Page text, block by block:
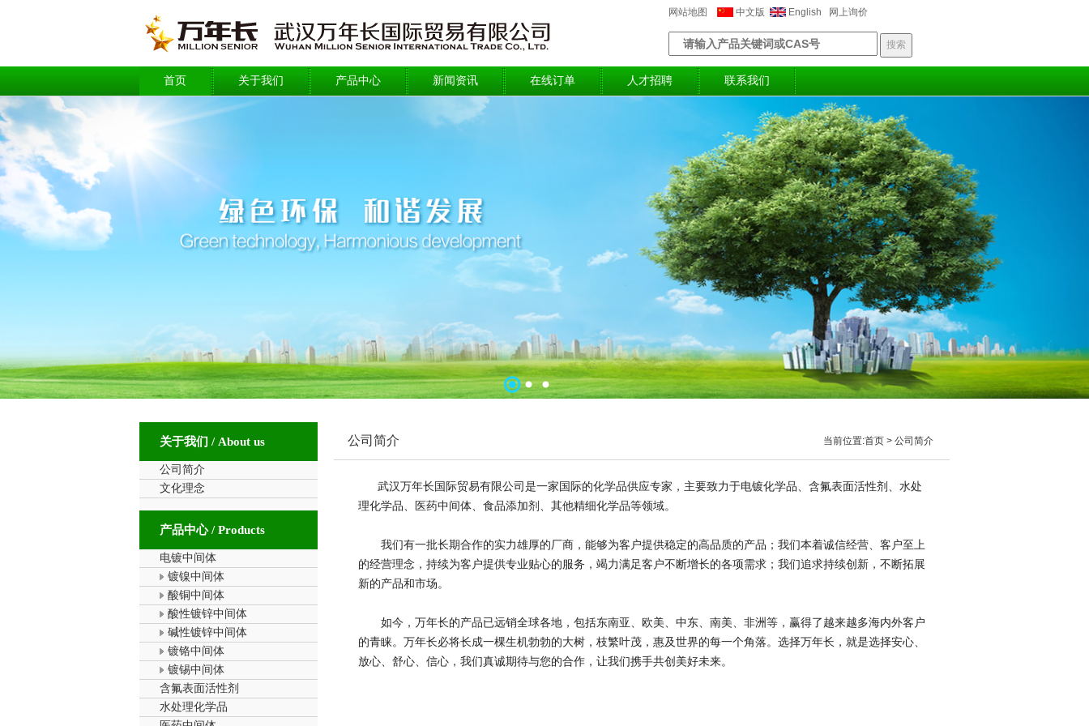
网站地图 中文版 English 网上询价
首页 关于我们 产品中心 新闻资讯 在线订单 人才招聘 联系我们
关于我们 / About us
公司简介
文化理念
产品中心 / Products
电镀中间体
镀镍中间体
酸铜中间体
酸性镀锌中间体
碱性镀锌中间体
镀铬中间体
镀锡中间体
含氟表面活性剂
水处理化学品
公司简介 当前位置:首页 > 公司简介
武汉万年长国际贸易有限公司是一家国际的化学品供应专家，主要致力于电镀化学品、含氟表面活性剂、水处
理化学品、医药中间体、食品添加剂、其他精细化学品等领域。
我们有一批长期合作的实力雄厚的厂商，能够为客户提供稳定的高品质的产品；我们本着诚信经营、客户至上
的经营理念，持续为客户提供专业贴心的服务，竭力满足客户不断增长的各项需求；我们追求持续创新，不断拓展
新的产品和市场。
如今，万年长的产品已远销全球各地，包括东南亚、欧美、中东、南美、非洲等，赢得了越来越多海内外客户
的青睐。万年长必将长成一棵生机勃勃的大树，枝繁叶茂，惠及世界的每一个角落。选择万年长，就是选择安心、
放心、舒心、信心，我们真诚期待与您的合作，让我们携手共创美好未来。